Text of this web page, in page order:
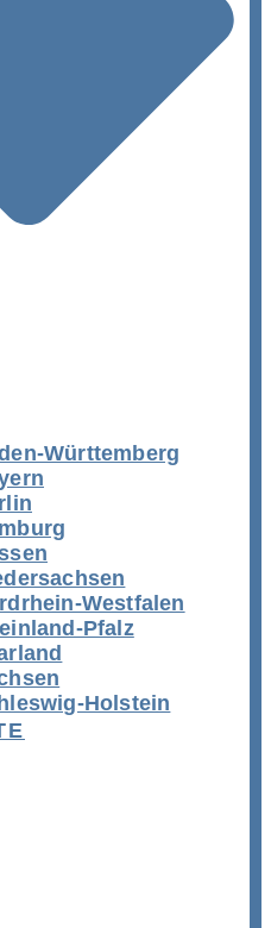
Württemberg
Westfalen
Pfalz
Holstein